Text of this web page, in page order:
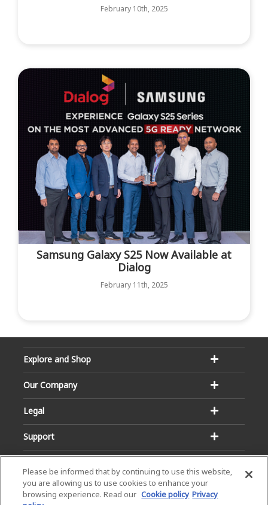
February 10th, 2025
Samsung Galaxy S25 Now Available at
Dialog
February 11th, 2025
Explore and Shop
Our Company
Legal
Support
Please be informed that by continuing to use this website,
you are allowing us to use cookies to enhance your
browsing experience. Read our Cookie policy Privacy